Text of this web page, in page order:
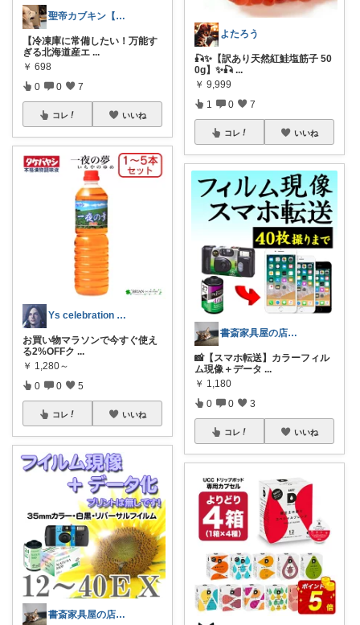
聖帝カブキン【北海道を推す者】
【冷凍庫に常備したい！万能す
ぎる北海道産エ ...
￥ 698
0 0 7
コレ いいね
Ys celebration day
お買い物マラソンで今すぐ使え
る2%OFFク ...
￥ 1,280～
0 0 5
コレ いいね
書斎家具屋の店長奥田
よたろう
🎣✨【訳あり天然紅鮭塩筋子 50
0g】✨🎣 ...
￥ 9,999
1 0 7
コレ いいね
書斎家具屋の店長奥田
📸【スマホ転送】カラーフィル
ム現像＋データ ...
￥ 1,180
0 0 3
コレ いいね